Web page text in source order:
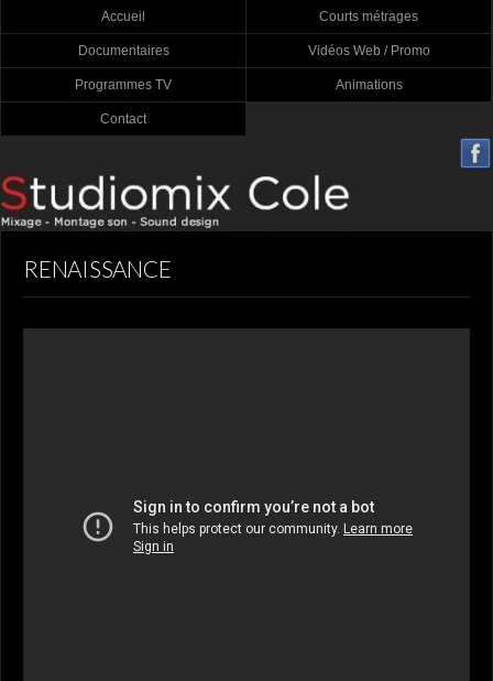
Accueil Courts métrages
Documentaires Vidéos Web / Promo
Programmes TV Animations
Contact
RENAISSANCE